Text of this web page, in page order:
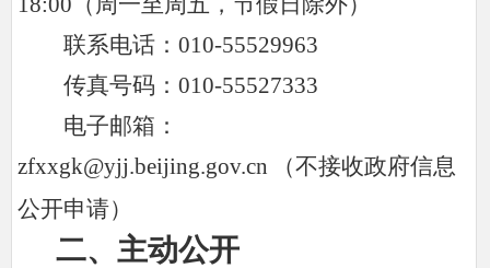
联系电话：010-55529963
传真号码：010-55527333
电子邮箱：
zfxxgk@yjj.beijing.gov.cn
（不接收政府信息
公开申请）
二、主动公开